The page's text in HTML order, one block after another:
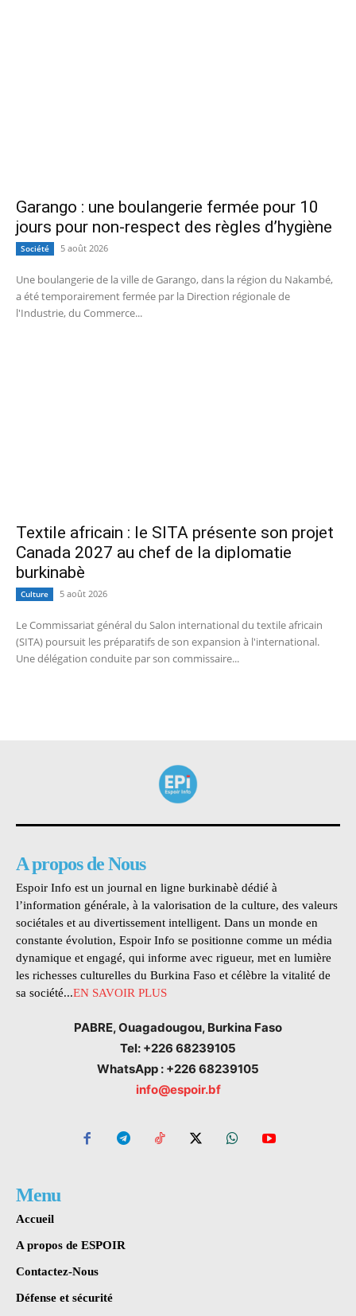
Garango : une boulangerie fermée pour 10
jours pour non-respect des règles d’hygiène
Société 5 août 2026
Une boulangerie de la ville de Garango, dans la région du Nakambé,
a été temporairement fermée par la Direction régionale de
l'Industrie, du Commerce...
Textile africain : le SITA présente son projet
Canada 2027 au chef de la diplomatie
burkinabè
Culture 5 août 2026
Le Commissariat général du Salon international du textile africain
(SITA) poursuit les préparatifs de son expansion à l'international.
Une délégation conduite par son commissaire...
A propos de Nous
Espoir Info est un journal en ligne burkinabè dédié à
l’information générale, à la valorisation de la culture, des valeurs
sociétales et au divertissement intelligent. Dans un monde en
constante évolution, Espoir Info se positionne comme un média
dynamique et engagé, qui informe avec rigueur, met en lumière
les richesses culturelles du Burkina Faso et célèbre la vitalité de
sa société...EN SAVOIR PLUS
PABRE, Ouagadougou, Burkina Faso
Tel: +226 68239105
WhatsApp : +226 68239105
info@espoir.bf
Menu
Accueil
A propos de ESPOIR
Contactez-Nous
Défense et sécurité